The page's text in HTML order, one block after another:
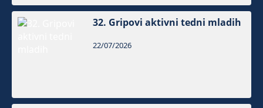
32. Gripovi aktivni tedni mladih
22/07/2026